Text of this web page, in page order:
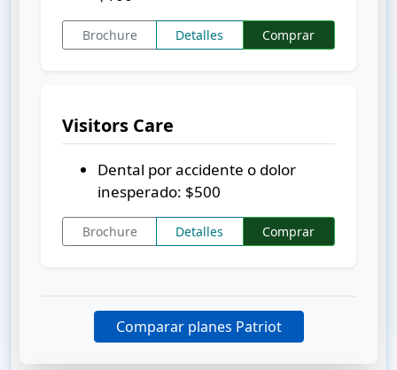
Brochure Detalles Comprar
Visitors Care
Dental por accidente o dolor
inesperado: $500
Brochure Detalles Comprar
Comparar planes Patriot